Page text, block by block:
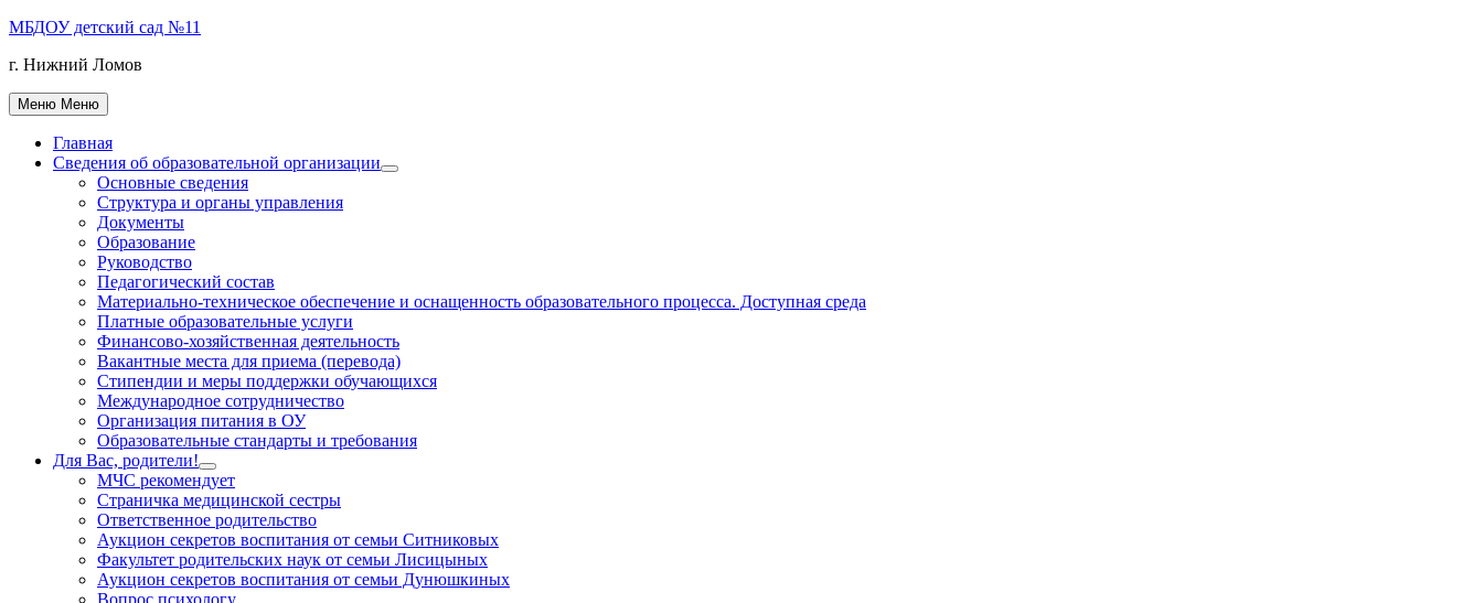
Перейти
содержимому
МБДОУ детский сад №11
г. Нижний Ломов
Меню Меню
Главная
Сведения об образовательной организации
Показать
Основные сведения
Структура и органы управления
Документы
Образование
Руководство
Педагогический состав
Материально-техническое обеспечение и оснащенность образовательного процесса. Доступная среда
Платные образовательные услуги
Финансово-хозяйственная деятельность
Вакантные места для приема (перевода)
Стипендии и меры поддержки обучающихся
Международное сотрудничество
Организация питания в ОУ
Образовательные стандарты и требования
Для Вас, родители!
Показать
подменю
МЧС рекомендует
Страничка медицинской сестры
Ответственное родительство
Аукцион секретов воспитания от семьи Ситниковых
Факультет родительских наук от семьи Лисицыных
Аукцион секретов воспитания от семьи Дунюшкиных
Вопрос психологу